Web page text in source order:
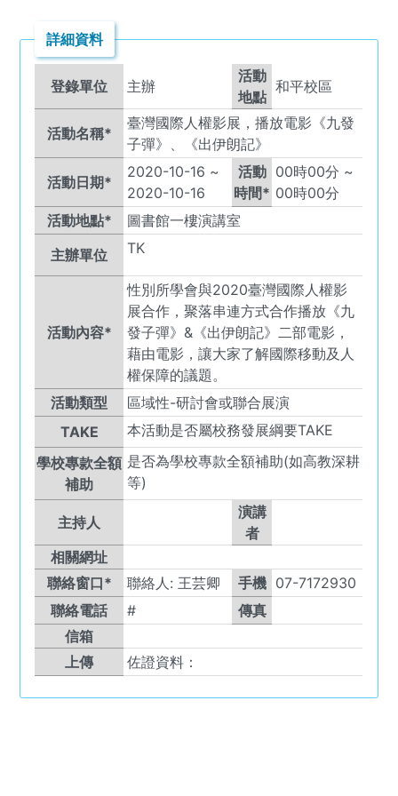
詳細資料
登錄單位 主辦
活動
地點
和平校區
活動名稱*
臺灣國際人權影展，播放電影《九發
子彈》、《出伊朗記》
活動日期*
2020-10-16 ~
2020-10-16
活動
時間*
00時00
分 ~
00時00分
活動地點*
圖書館一樓演講室
主辦單位
TK
活動內容*
性別所學會與2020臺灣國際人權影
展合作，聚落串連方式合作播放《九
發子彈》&《出伊朗記》二部電影，
藉由電影，讓大家了解國際移動及人
權保障的議題。
活動類型
區域性-研討會或聯合展演
TAKE
本活動是否屬校務發展綱要TAKE
學校專款全額
補助
是否為學校專款全額補助(如高教深耕
等)
主持人
演講
者
相關網址
聯絡窗口*
聯絡人: 王芸卿 手機 07-7172930
聯絡電話
#
傳真
信箱
上傳
佐證資料：